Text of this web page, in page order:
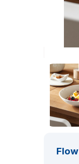
Flow